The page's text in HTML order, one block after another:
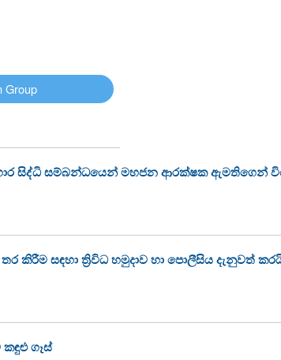
Group
සිද්ධි සම්බන්ධයෙන් මහජන ආරක්ෂක ඇමතිගෙන්
කිරීම සඳහා ත්‍රිවිධ හමුදාව හා පොලීසිය දැනුවත්
ගෑස්